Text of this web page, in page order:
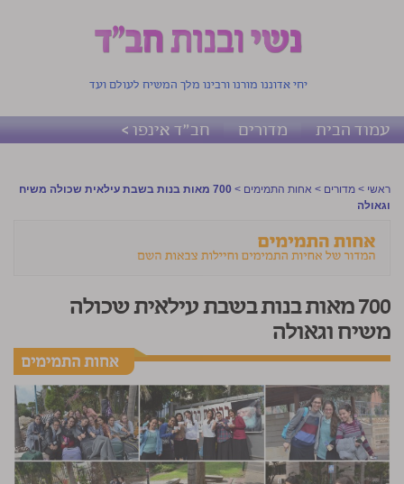
יחי אדוננו מורנו ורבינו מלך המשיח לעולם ועד
עמוד הבית מדורים חב"ד אינפו >
ראשי > מדורים > אחות התמימים >
700 מאות בנות בשבת עילאית שכולה משיח
וגאולה
700 מאות בנות בשבת עילאית שכולה
משיח וגאולה